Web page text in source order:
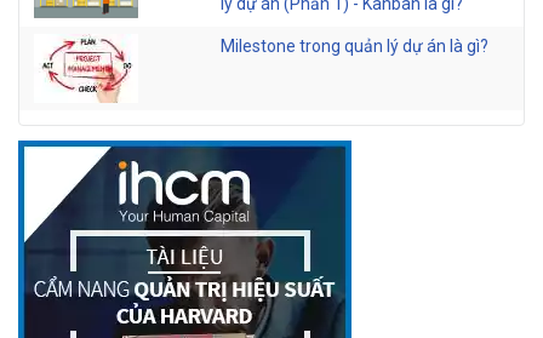
Milestone trong quản lý dự án là gì?